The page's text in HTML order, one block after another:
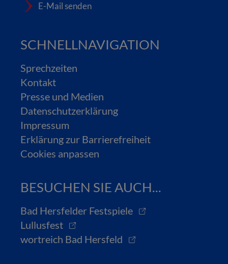
E-Mail senden
SCHNELLNAVIGATION
Sprechzeiten
Kontakt
Presse und Medien
Datenschutzerklärung
Impressum
Erklärung zur Barrierefreiheit
Cookies anpassen
BESUCHEN SIE AUCH...
Bad Hersfelder Festspiele
Lullusfest
wortreich Bad Hersfeld